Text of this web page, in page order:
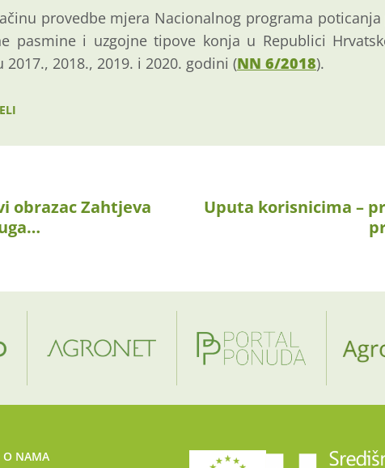
provedbe mjera Nacionalnog programa
pasmine i uzgojne tipove konja u Republici
2018., 2019. i 2020. godini (NN 6/2018).
obrazac Zahtjeva
Uputa korisnicima –
O NAMA